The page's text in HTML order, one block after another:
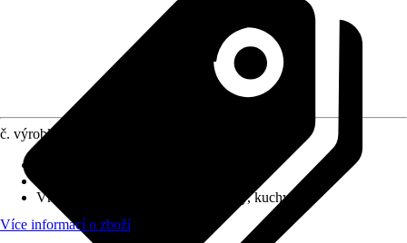
č. výrobku
Vhodné pro prostory
WC, koupelny, kuchyně
Více informací o zboží